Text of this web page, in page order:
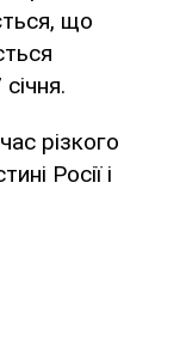
що
різкого
Росії і